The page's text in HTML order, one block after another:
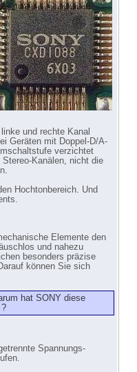
und rechte Kanal
Geräten mit Doppel-D/A-
verzichtet
Kanälen, nicht die
Hochtonbereich. Und
Elemente den
und nahezu
besonders präzise
können Sie sich
hat SONY diese
Spannungs-